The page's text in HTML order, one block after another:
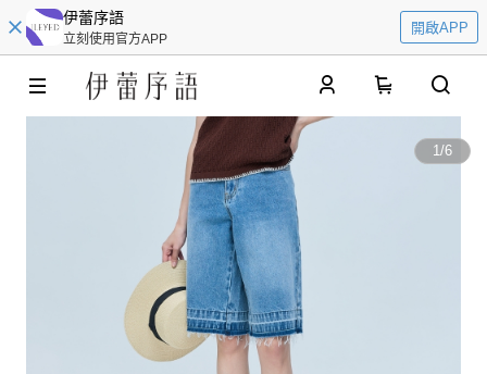
伊蕾序語
立刻使用官方APP
開啟APP
1/6